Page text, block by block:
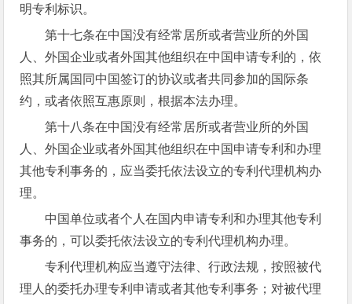
明专利标识。
第十七条在中国没有经常居所或者营业所的外国
人、外国企业或者外国其他组织在中国申请专利的，依
照其所属国同中国签订的协议或者共同参加的国际条
约，或者依照互惠原则，根据本法办理。
第十八条在中国没有经常居所或者营业所的外国
人、外国企业或者外国其他组织在中国申请专利和办理
其他专利事务的，应当委托依法设立的专利代理机构办
理。
中国单位或者个人在国内申请专利和办理其他专利
事务的，可以委托依法设立的专利代理机构办理。
专利代理机构应当遵守法律、行政法规，按照被代
理人的委托办理专利申请或者其他专利事务；对被代理